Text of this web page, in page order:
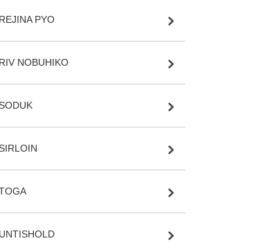
REJINA PYO
RIV NOBUHIKO
UNTISHOLD